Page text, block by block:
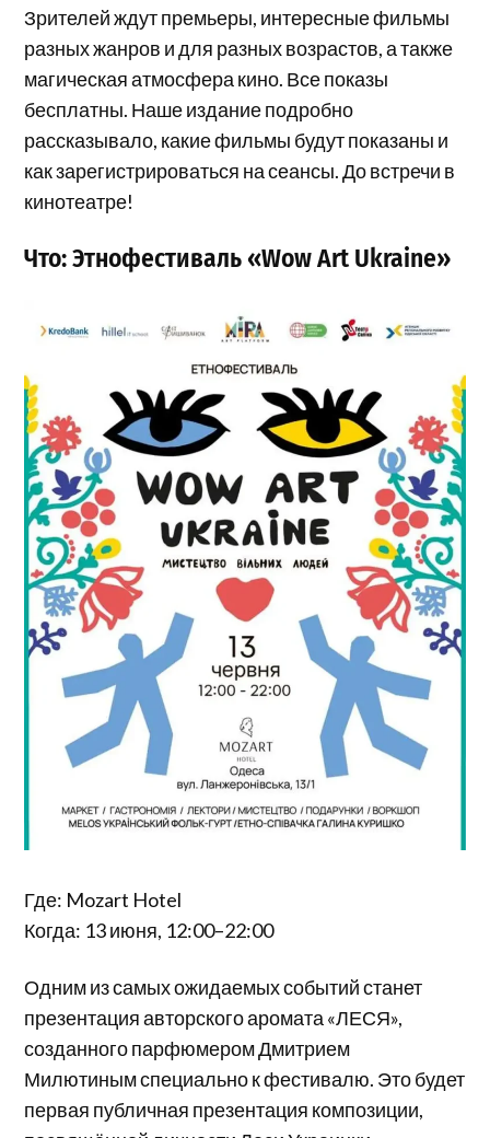
Зрителей ждут премьеры, интересные фильмы
разных жанров и для разных возрастов, а также
магическая атмосфера кино. Все показы
бесплатны. Наше издание подробно
рассказывало, какие фильмы будут показаны и
как зарегистрироваться на сеансы. До встречи в
кинотеатре!
Что: Этнофестиваль «Wow Art Ukraine»
Где: Mozart Hotel
Когда: 13 июня, 12:00–22:00
Одним из самых ожидаемых событий станет
презентация авторского аромата «ЛЕСЯ»,
созданного парфюмером Дмитрием
Милютиным специально к фестивалю. Это будет
первая публичная презентация композиции,